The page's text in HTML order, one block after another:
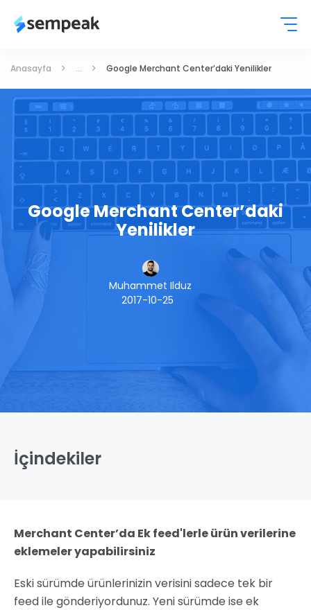
Anasayfa ... Google Merchant Center’daki Yenilikler
Google Merchant Center’daki
Yenilikler
Muhammet Ilduz
2017-10-25
İçindekiler
Merchant Center’da Ek feed'lerle ürün verilerine
eklemeler yapabilirsiniz
Eski sürümde ürünlerinizin verisini sadece tek bir
feed ile gönderiyordunuz. Yeni sürümde ise ek